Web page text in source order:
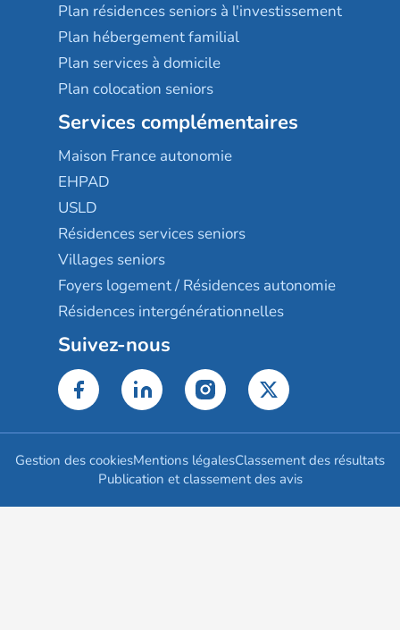
Plan résidences seniors à l'investissement
Plan hébergement familial
Plan services à domicile
Plan colocation seniors
Services complémentaires
Maison France autonomie
EHPAD
USLD
Résidences services seniors
Villages seniors
Foyers logement / Résidences autonomie
Résidences intergénérationnelles
Suivez-nous
Gestion des cookiesMentions légalesClassement des résultats
Publication et classement des avis